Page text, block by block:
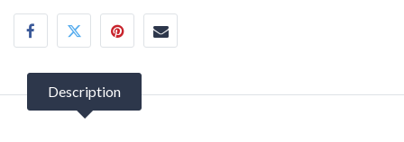
Description